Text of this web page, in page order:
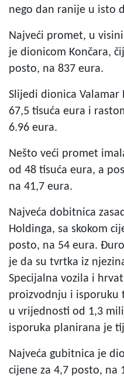
nego dan ranije u isto
Najveći promet, u
je dionicom Končara,
posto, na 837 eura.
Slijedi dionica Valamar
67,5 tisuća eura i
6.96 eura.
Nešto veći promet
od 48 tisuća eura, a
na 41,7 eura.
Najveća dobitnica
Holdinga, sa skokom
posto, na 54 eura.
je da su tvrtka iz
Specijalna vozila i
proizvodnju i isporuku
u vrijednosti od 1,3
isporuka planirana je
Najveća gubitnica je
cijene za 4,7 posto, na